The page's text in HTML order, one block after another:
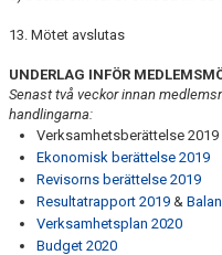
13. Mötet avslutas
UNDERLAG INFÖR
Senast två veckor innan
handlingarna:
Verksamhetsberättelse 2019
Ekonomisk berättelse 2019
Revisorns berättelse 2019
Resultatrapport 2019 &
Verksamhetsplan 2020
Budget 2020